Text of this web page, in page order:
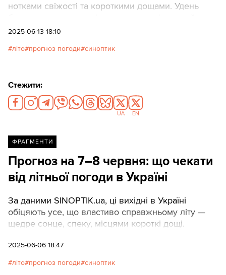
нотками свіжості та короткими дощами. Удень
грози, особливо в центрі та на сході. Алергікам і
коливання магнітного поля.
2025-06-13 18:10
літо прогноз погоди синоптик
Стежити:
UA EN
ФРАГМЕНТИ
Прогноз на 7–8 червня: що чекати
від літньої погоди в Україні
За даними SINOPTIK.ua, ці вихідні в Україні
обіцяють усе, що властиво справжньому літу —
щедре сонце, спеку, місцями короткі дощі.
2025-06-06 18:47
літо прогноз погоди синоптик